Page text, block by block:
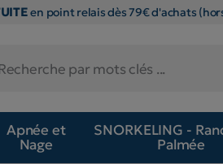
en point relais dès 79€ d'achats
Apnée et
Nage
SNORKELING -
Palmée